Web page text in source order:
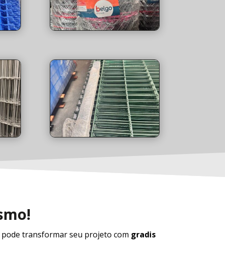
pode transformar seu projeto com gradis